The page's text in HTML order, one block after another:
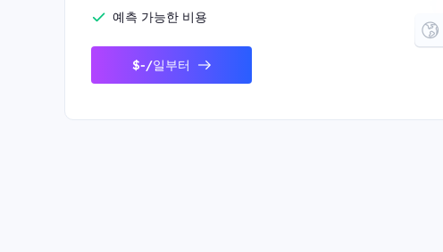
예측 가능한 비용
$-/일부터